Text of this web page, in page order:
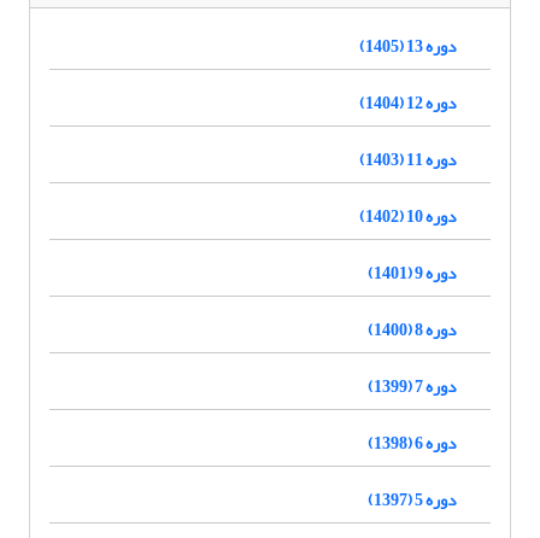
دوره 13 (1405)
دوره 12 (1404)
دوره 11 (1403)
دوره 10 (1402)
دوره 9 (1401)
دوره 8 (1400)
دوره 7 (1399)
دوره 6 (1398)
دوره 5 (1397)